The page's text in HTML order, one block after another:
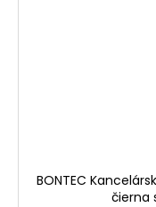
BONTEC
čierna